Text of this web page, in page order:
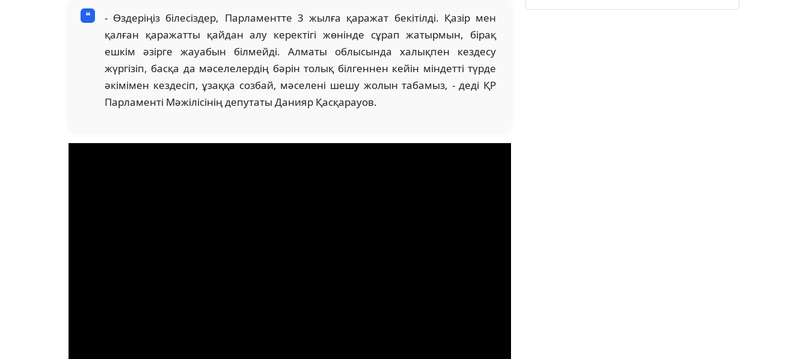
- Өздеріңіз білесіздер, Парламентте 3 жылға қаражат бекітілді. Қазір мен
қалған қаражатты қайдан алу керектігі жөнінде сұрап жатырмын, бірақ
ешкім әзірге жауабын білмейді. Алматы облысында халықпен кездесу
жүргізіп, басқа да мәселелердің бәрін толық білгеннен кейін міндетті түрде
әкімімен кездесіп, ұзаққа созбай, мәселені шешу жолын табамыз, - деді ҚР
Парламенті Мәжілісінің депутаты Данияр Қасқарауов.